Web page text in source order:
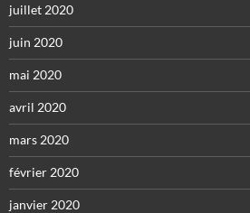
juillet 2020
juin 2020
mai 2020
avril 2020
mars 2020
février 2020
janvier 2020